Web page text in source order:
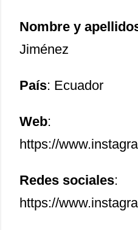
Nombre y
Jiménez
País: Ecuador
Web:
https://
Redes sociales:
https://